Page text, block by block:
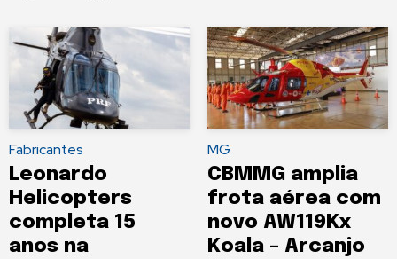
Fabricantes
Leonardo
Helicopters
completa 15
anos na
MG
CBMMG amplia
frota aérea com
novo AW119Kx
Koala – Arcanjo